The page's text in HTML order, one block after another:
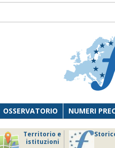
OSSERVATORIO NUMERI
Territorio e
istituzioni